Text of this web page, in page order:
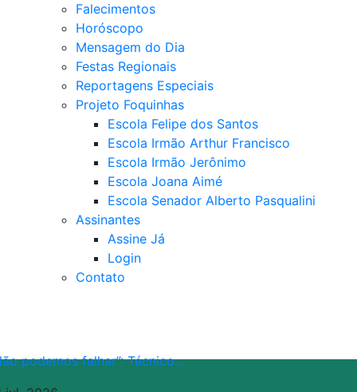
Falecimentos
Horóscopo
Mensagem do Dia
Festas Regionais
Reportagens Especiais
Projeto Foquinhas
Escola Felipe dos Santos
Escola Irmão Arthur Francisco
Escola Irmão Jerônimo
Escola Joana Aimé
Escola Senador Alberto Pasqualini
Assinantes
Assine Já
Login
Contato
podemos falhar”: Técnico…